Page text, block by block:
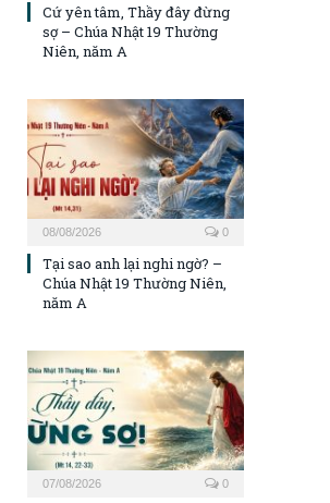
Cứ yên tâm, Thầy đây đừng
sợ – Chúa Nhật 19 Thường
Niên, năm A
08/08/2026 0
Tại sao anh lại nghi ngờ? –
Chúa Nhật 19 Thường Niên,
năm A
07/08/2026 0